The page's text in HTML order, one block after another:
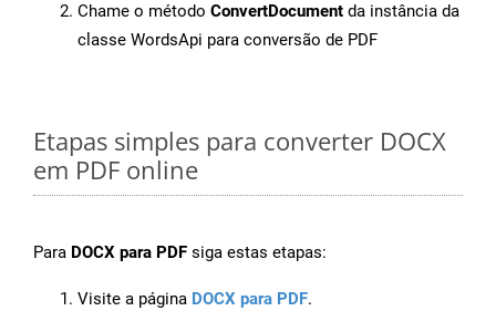
Chame o método ConvertDocument da instância da
classe WordsApi para conversão de PDF
Etapas simples para converter DOCX
em PDF online
Para DOCX para PDF siga estas etapas:
Visite a página DOCX para PDF.